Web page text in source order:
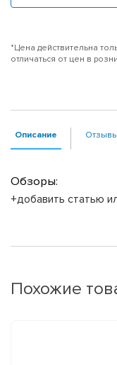
*Цена действительна
отличаться от цен в
Описание Отзывы
Обзоры:
+добавить статью
Похожие